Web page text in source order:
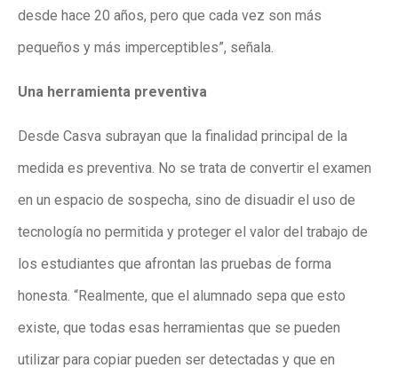
desde hace 20 años, pero que cada vez son más
pequeños y más imperceptibles”, señala.
Una herramienta preventiva
Desde Casva subrayan que la finalidad principal de la
medida es preventiva. No se trata de convertir el examen
en un espacio de sospecha, sino de disuadir el uso de
tecnología no permitida y proteger el valor del trabajo de
los estudiantes que afrontan las pruebas de forma
honesta. “Realmente, que el alumnado sepa que esto
existe, que todas esas herramientas que se pueden
utilizar para copiar pueden ser detectadas y que en